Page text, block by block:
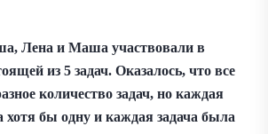
Лена и Маша участвовали в
из 5 задач. Оказалось, что все
количество задач, но каждая
хотя бы одну и каждая задача была